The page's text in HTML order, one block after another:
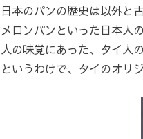
日本のパンの歴史は以外と
メロンパンといった日本
人の味覚にあった、タイ人
というわけで、タイのオリ